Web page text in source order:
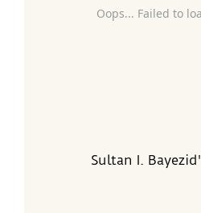
Oops... Failed to
Sultan I.